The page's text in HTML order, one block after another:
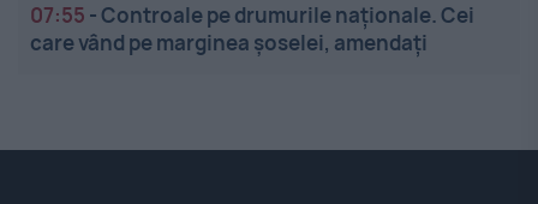
07:55 -Controale pe drumurile naționale. Cei
care vând pe marginea șoselei, amendați